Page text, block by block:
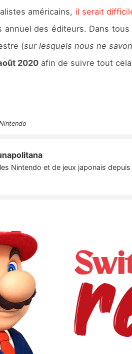
américains, il serait
annuel des éditeurs. Dans
(sur lesquels nous ne
2020afin de suivre tout
Nintendo et de jeux japonais